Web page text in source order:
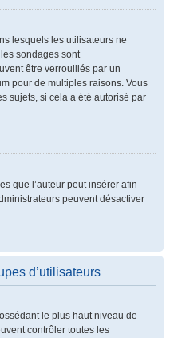
lesquels les utilisateurs ne
sondages sont
être verrouillés par un
pour de multiples raisons. Vous
sujets, si cela a été autorisé par
que l’auteur peut insérer afin
peuvent désactiver
d’utilisateurs
le plus haut niveau de
contrôler toutes les